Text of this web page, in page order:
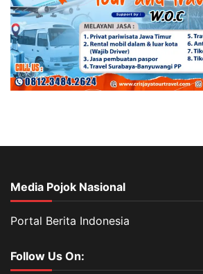
Media Pojok Nasional
Portal Berita Indonesia
Follow Us On: